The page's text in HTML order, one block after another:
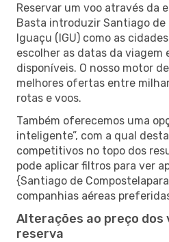
Reservar um voo através da
Basta introduzir Santiago de
Iguaçu (IGU) como as
escolher as datas da viagem
disponíveis. O nosso motor
melhores ofertas entre
rotas e voos.
Também oferecemos uma
inteligente”, com a qual
competitivos no topo dos
pode aplicar filtros para ver
{Santiago de
companhias aéreas
Alterações ao preço dos
reserva